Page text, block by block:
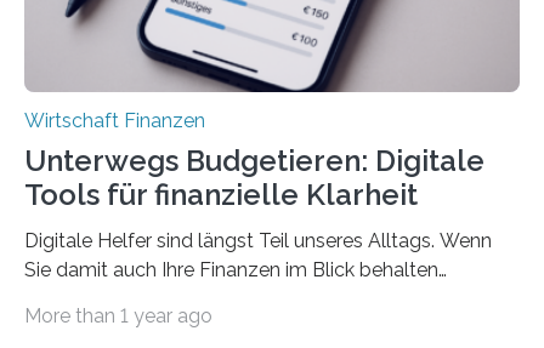
Wirtschaft Finanzen
Unterwegs Budgetieren: Digitale
Tools für finanzielle Klarheit
Digitale Helfer sind längst Teil unseres Alltags. Wenn
Sie damit auch Ihre Finanzen im Blick behalten
die genau das ermöglichen: Sie helfen Ihnen, Ausgaben
More than 1 year ago